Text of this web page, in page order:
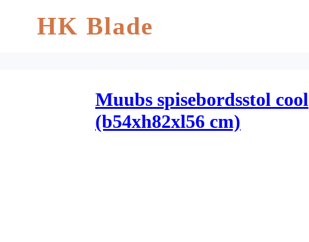
HK Blade
Muubs spisebordsstol cool
(b54xh82xl56 cm)